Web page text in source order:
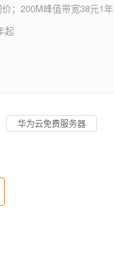
；200M峰值带宽38元1年
起
华为云免费服务器